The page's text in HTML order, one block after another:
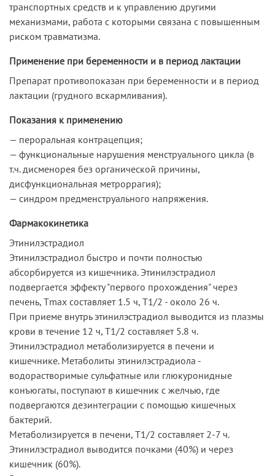
транспортных средств и к управлению другими
механизмами, работа с которыми связана с повышенным
риском травматизма.
Применение при беременности и в период лактации
Препарат противопоказан при беременности и в период
лактации (грудного вскармливания).
Показания к применению
— пероральная контрацепция;
— функциональные нарушения менструального цикла (в
т.ч. дисменорея без органической причины,
дисфункциональная метроррагия);
— синдром предменструального напряжения.
Фармакокинетика
Этинилэстрадиол
Этинилэстрадиол быстро и почти полностью
абсорбируется из кишечника. Этинилэстрадиол
подвергается эффекту "первого прохождения" через
печень, Тmах составляет 1.5 ч, T1/2 - около 26 ч.
При приеме внутрь этинилэстрадиол выводится из плазмы
крови в течение 12 ч, T1/2 составляет 5.8 ч.
Этинилэстрадиол метаболизируется в печени и
кишечнике. Метаболиты этинилэстрадиола -
водорастворимые сульфатные или глюкуронидные
конъюгаты, поступают в кишечник с желчью, где
подвергаются дезинтеграции с помощью кишечных
бактерий.
Метаболизируется в печени, T1/2 составляет 2-7 ч.
Этинилэстрадиол выводится почками (40%) и через
кишечник (60%).